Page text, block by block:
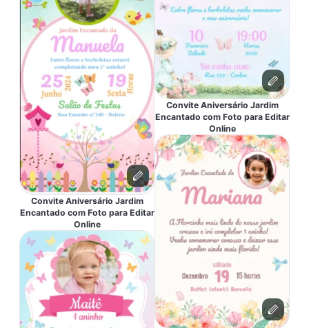
Convite Aniversário Jardim
Encantado com Foto para Editar
Online
Convite Aniversário Jardim
Encantado com Foto para Editar
Online